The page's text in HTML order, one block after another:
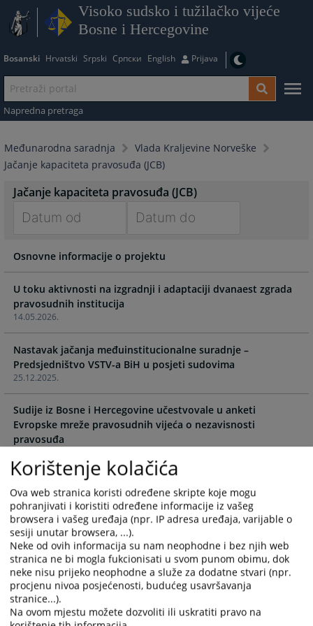
Visoko sudsko i tužilačko vijeće
Bosne i Hercegovine
Bosanski Hrvatski Srpski Српски English Prijava
Napredna pretraga
Međunarodna saradnja
Vlada Kraljevine Norveške
Jačanje kapaciteta pravosuđa (JCB)
Jačanje kapaciteta pravosuđa (JCB)
forward
to
interact
with
the
calendar
and
select
a
date.
Press
the
question
key
to
get
the
keyboard
shortcuts
for
changing
dates.
forward
to
interact
calendar
and
select
date.
Press
the
key
to
get
the
keyboard
shortcuts
for
changing
dates.
Osnovne informacije o projektu
14.05.2026.
U toku aktivnosti na izgradnji i adaptaciji dvanaest zgrada
pravosudnih institucija
25.12.2025.
Nastavak jačanja međuinstitucionalne suradnje –
Predsjedništvo VSTV-a BiH u posjeti sudovima
Sudije iz Bosne i Hercegovine učestvovale u anketi
Evropske mreže pravosudnih vijeća o nezavisnosti
pravosuđa
22.09.2025.
Nastavak aktivnosti na unapređenju krivičnog postupka
28.08.2025.
Izgradnja nove zgrade Općinskog suda u Zavidovićima
11.07.2025.
Posjeta Predsjedništva VSTV-a pravosudnim institucijama i
ministrima pravosuđa i finansija Tuzlanskog kantona
Korištenje kolačića
Ova web stranica koristi određene skripte koje mogu
pohranjivati i koristiti određene informacije iz vašeg
browsera i vašeg uređaja (npr. IP adresa uređaja, varijable o
sesiji unutar browsera, ...).
Neke od ovih informacija su nam neophodne i bez njih web
stranica ne bi mogla fukcionisati u svom punom obimu, dok
neke nisu prijeko neophodne a služe za dodatne stvari (npr.
procjenu nivoa posjećenosti, budućeg usavršavanja
stranice...).
Na ovom mjestu možete dozvoliti ili uskratiti pravo na